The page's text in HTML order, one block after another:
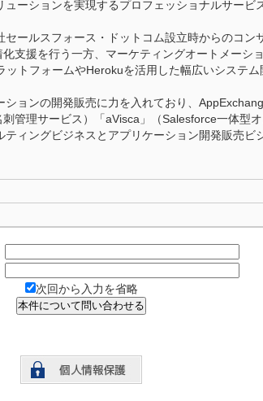
ーションを実現するプロフェッショナルサービ
セールスフォース・ドットコム設立時からのコン
支援を行う一方、マーケティングオートメーシ
ットフォームやHerokuを活用した幅広いシステム
ョンの開発販売に力を入れており、
刺管理サービス）「aVisca」（Salesforce一体型
ティングビジネスとアプリケーション開発販売ビ
次回から入力を省略
本件について問い合わせる